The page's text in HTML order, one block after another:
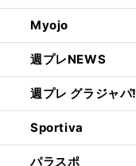
Myojo
週プレNEWS
週プレ グラジャパ!
Sportiva
パラスポ